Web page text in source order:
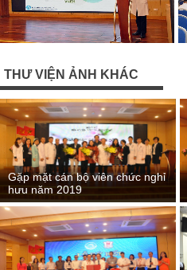
THƯ VIỆN ẢNH KHÁC
Gặp mặt cán bộ viên chức nghỉ
hưu năm 2019